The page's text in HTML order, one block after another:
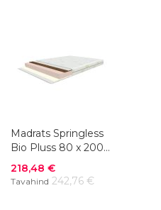
Madrats Springless
Bio Pluss 80 x 200
cm
Soodushind
218,48 €
Tavahind 242,76 €